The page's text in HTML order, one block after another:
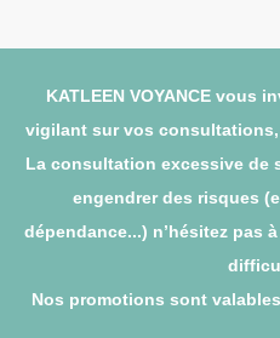
KATLEEN VOYANCE vous
vigilant sur vos
La consultation excessive de
engendrer des risques
dépendance...) n’hésitez pas
Nos promotions sont